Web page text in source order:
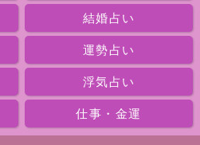
結婚占い
運勢占い
浮気占い
仕事・金運